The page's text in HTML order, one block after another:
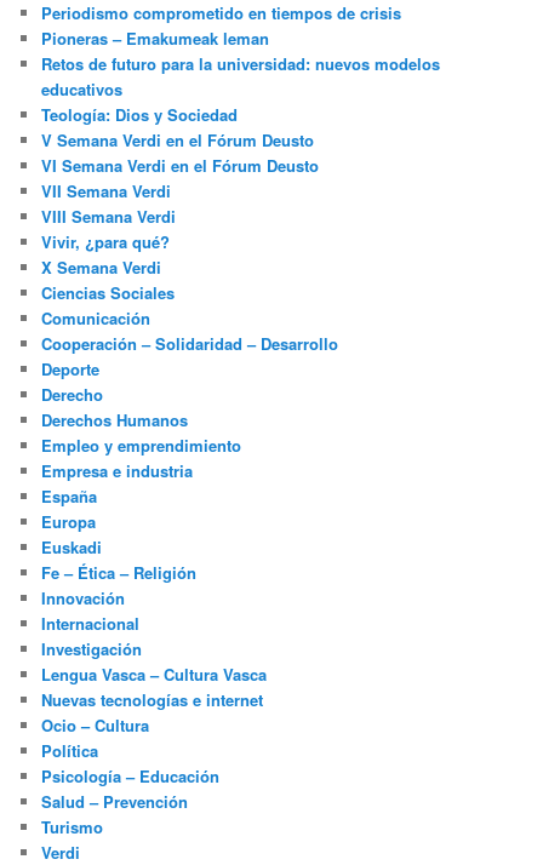
Periodismo comprometido en tiempos de crisis
Pioneras – Emakumeak leman
Retos de futuro para la universidad: nuevos modelos
educativos
Teología: Dios y Sociedad
V Semana Verdi en el Fórum Deusto
VI Semana Verdi en el Fórum Deusto
VII Semana Verdi
VIII Semana Verdi
Vivir, ¿para qué?
X Semana Verdi
Ciencias Sociales
Comunicación
Cooperación – Solidaridad – Desarrollo
Deporte
Derecho
Derechos Humanos
Empleo y emprendimiento
Empresa e industria
España
Europa
Euskadi
Fe – Ética – Religión
Innovación
Internacional
Investigación
Lengua Vasca – Cultura Vasca
Nuevas tecnologías e internet
Ocio – Cultura
Política
Psicología – Educación
Salud – Prevención
Turismo
Verdi